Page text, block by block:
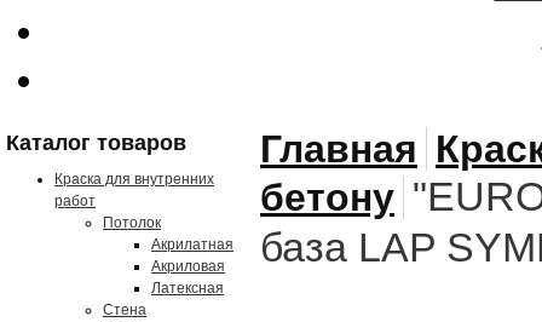
Каталог товаров
Краска для внутренних
работ
Потолок
Акрилатная
Акриловая
Латексная
Стена
Главная
бетону
база LAP